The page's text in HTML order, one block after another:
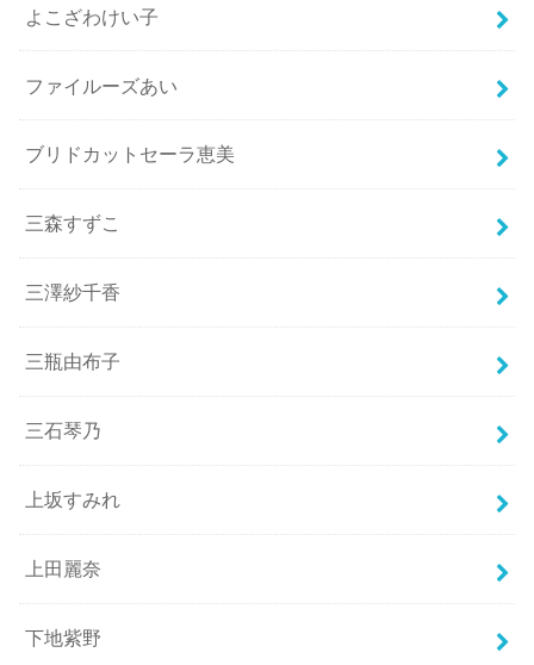
よこざわけい子
ファイルーズあい
ブリドカットセーラ恵美
三森すずこ
三澤紗千香
三瓶由布子
三石琴乃
上坂すみれ
上田麗奈
下地紫野